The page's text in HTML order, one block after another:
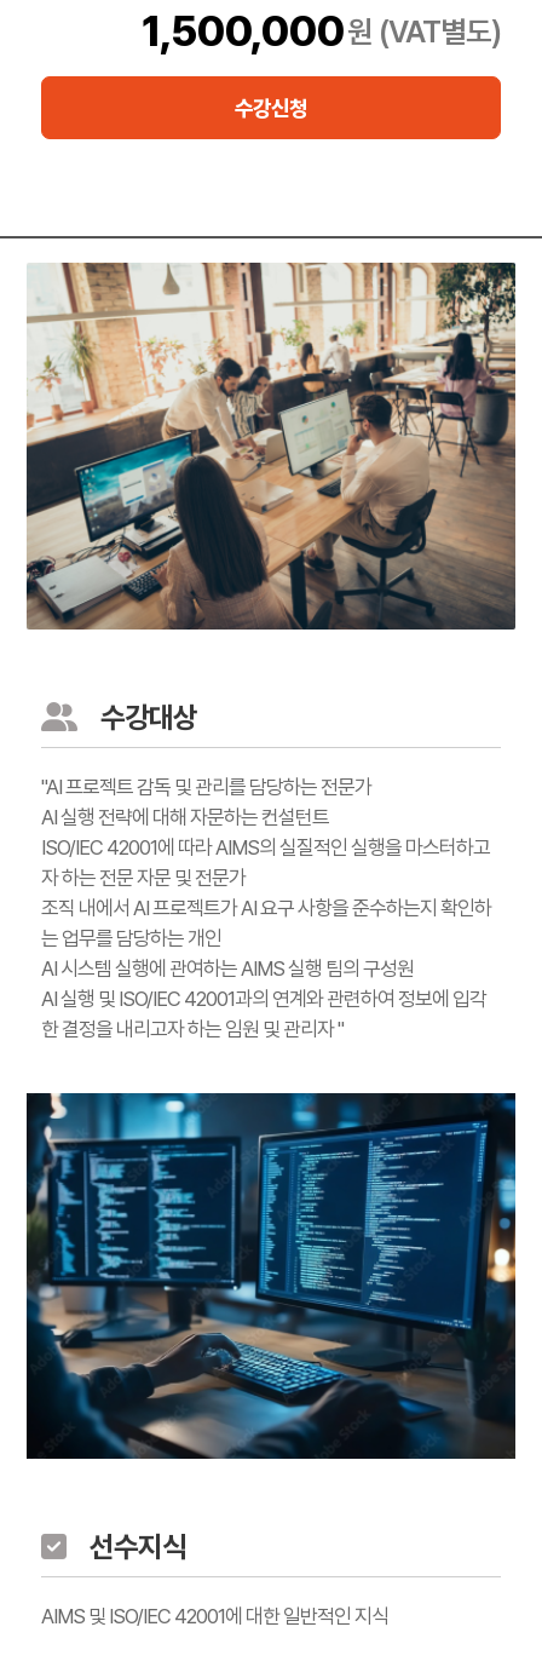
행과 책임 관리를 마스터하기 위한 관문입니다.
PECB ISO/IEC 42001 선임실무자 강좌는 ISO/IEC 42001에 따
라 AI 경영시스템을 실행할 수 있도록 설계되었습니다. 이 과정은 AI
전략을 실행 가능한 솔루션으로 효과적으로 전환하는 데 필요한 역
다.
이 과정을 성공적으로 이수하고 시험에 합격하면 AI 전략을 효과적
으로 실행할 수 있는 능력을 입증하는 “PECB Certified ISO/IEC
42001 Lead Implementer(PECB 인증 ISO/IEC 42001 선임실무
자)” 자격증을 신청할 수 있습니다.
브로슈어: https://pecb.com/en/education-and-certification-
for-individuals/iso-iec-42001/iso-iec-42001-lead-implementer
1,500,000원 (VAT별도)
수강신청
수강대상
"AI 프로젝트 감독 및 관리를 담당하는 전문가
AI 실행 전략에 대해 자문하는 컨설턴트
ISO/IEC 42001에 따라 AIMS의 실질적인 실행을 마스터하고
자 하는 전문 자문 및 전문가
조직 내에서 AI 프로젝트가 AI 요구 사항을 준수하는지 확인하
는 업무를 담당하는 개인
AI 시스템 실행에 관여하는 AIMS 실행 팀의 구성원
AI 실행 및 ISO/IEC 42001과의 연계와 관련하여 정보에 입각
한 결정을 내리고자 하는 임원 및 관리자 "
선수지식
AIMS 및 ISO/IEC 42001에 대한 일반적인 지식